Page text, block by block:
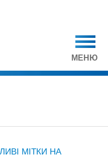
МЕНЮ
МІТКИ НА